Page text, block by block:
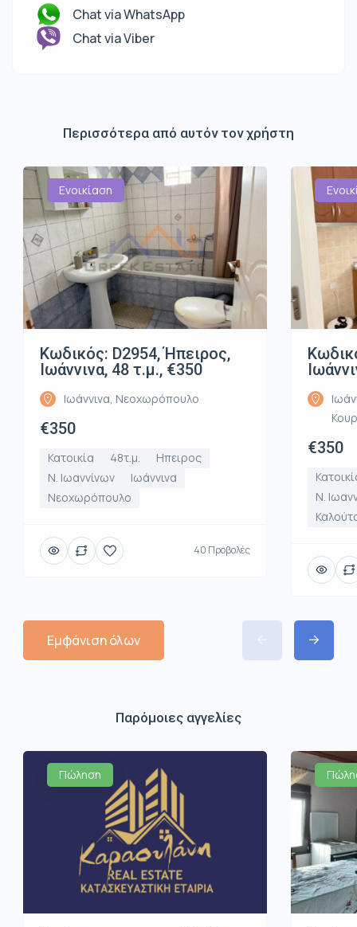
Chat via WhatsApp
Chat via Viber
Περισσότερα από αυτόν τον χρήστη
Ενοικίαση
Κωδικός: D2954, Ήπειρος,
Ιωάννινα, 48 τ.μ., €350
Ιωάννινα, Νεοχωρόπουλο
€350
Κατοικία 48τ.μ.
Ηπειρος
Ν. Ιωαννίνων
Ιωάννινα
Νεοχωρόπουλο
40 Προβολές
€350
Ν.
Εμφάνιση όλων
Παρόμοιες αγγελίες
Πώληση